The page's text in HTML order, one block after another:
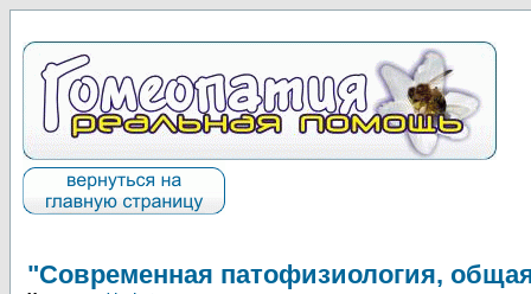
"Современная патофизиология,